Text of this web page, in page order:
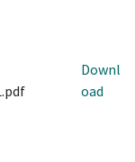
Downl
oad